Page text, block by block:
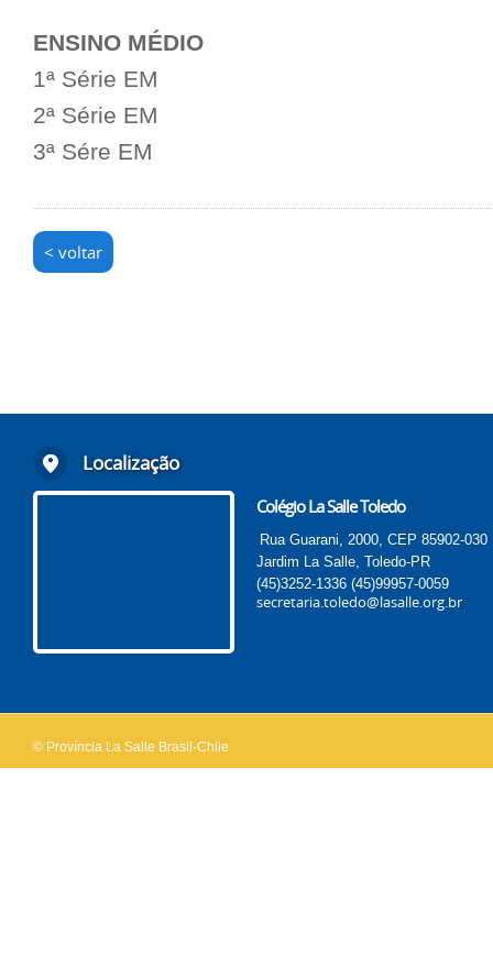
ENSINO MÉDIO
1ª Série EM
2ª Série EM
3ª Sére EM
< voltar
Localização
Colégio La Salle Toledo
Rua Guarani, 2000, CEP 85902-030
Jardim La Salle, Toledo-PR
(45)3252-1336 (45)99957-0059
secretaria.toledo@lasalle.org.br
© Província La Salle Brasil-Chile